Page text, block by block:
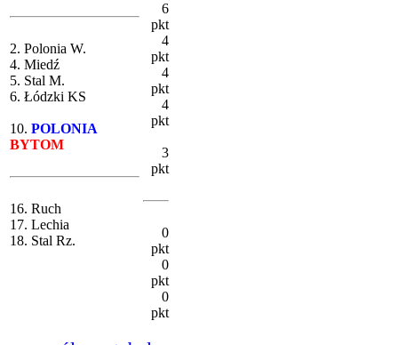
2. Polonia W.
4. Miedź
5. Stal M.
6. Łódzki KS
10. POLONIA
BYTOM
16. Ruch
17. Lechia
18. Stal Rz.
6
pkt
4
pkt
4
pkt
4
pkt
3
pkt
0
pkt
0
pkt
0
pkt